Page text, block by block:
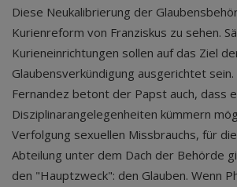
Diese Neukalibrierung der
Kurienreform von Franziskus zu sehen.
Kurieneinrichtungen sollen auf das Ziel
Glaubensverkündigung ausgerichtet
Fernandez betont der Papst auch, dass
Disziplinarangelegenheiten kümmern
Verfolgung sexuellen Missbrauchs, für
Abteilung unter dem Dach der Behörde
den "Hauptzweck": den Glauben. Wenn